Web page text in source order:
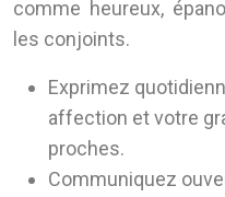
comme heureux,
les conjoints.
Exprimez
affection et votre
proches.
Communiquez